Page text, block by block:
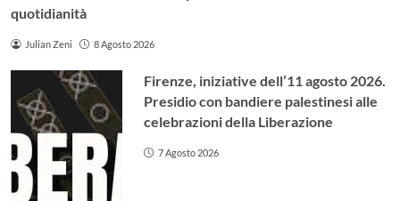
quotidianità
Julian Zeni 8 Agosto 2026
Firenze, iniziative dell’11 agosto 2026.
Presidio con bandiere palestinesi alle
celebrazioni della Liberazione
7 Agosto 2026